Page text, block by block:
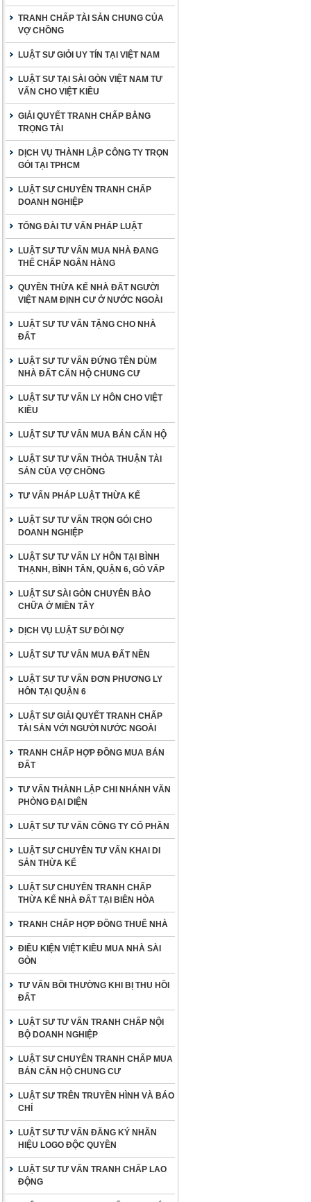
TRANH CHẤP TÀI SẢN CHUNG CỦA
VỢ CHỒNG
LUẬT SƯ GIỎI UY TÍN TẠI VIỆT NAM
LUẬT SƯ TẠI SÀI GÒN VIỆT NAM TƯ
VẤN CHO VIỆT KIỀU
GIẢI QUYẾT TRANH CHẤP BẰNG
TRỌNG TÀI
DỊCH VỤ THÀNH LẬP CÔNG TY TRỌN
GÓI TẠI TPHCM
LUẬT SƯ CHUYÊN TRANH CHẤP
DOANH NGHIỆP
TỔNG ĐÀI TƯ VẤN PHÁP LUẬT
LUẬT SƯ TƯ VẤN MUA NHÀ ĐANG
THẾ CHẤP NGÂN HÀNG
QUYỀN THỪA KẾ NHÀ ĐẤT NGƯỜI
VIỆT NAM ĐỊNH CƯ Ở NƯỚC NGOÀI
LUẬT SƯ TƯ VẤN TẶNG CHO NHÀ
ĐẤT
LUẬT SƯ TƯ VẤN ĐỨNG TÊN DÙM
NHÀ ĐẤT CĂN HỘ CHUNG CƯ
LUẬT SƯ TƯ VẤN LY HÔN CHO VIỆT
KIỀU
LUẬT SƯ TƯ VẤN MUA BÁN CĂN HỘ
LUẬT SƯ TƯ VẤN THỎA THUẬN TÀI
SẢN CỦA VỢ CHỒNG
TƯ VẤN PHÁP LUẬT THỪA KẾ
LUẬT SƯ TƯ VẤN TRỌN GÓI CHO
DOANH NGHIỆP
LUẬT SƯ TƯ VẤN LY HÔN TẠI BÌNH
THẠNH, BÌNH TÂN, QUẬN 6, GÒ VẤP
LUẬT SƯ SÀI GÒN CHUYÊN BÀO
CHỮA Ở MIỀN TÂY
DỊCH VỤ LUẬT SƯ ĐÒI NỢ
LUẬT SƯ TƯ VẤN MUA ĐẤT NỀN
LUẬT SƯ TƯ VẤN ĐƠN PHƯƠNG LY
HÔN TẠI QUẬN 6
LUẬT SƯ GIẢI QUYẾT TRANH CHẤP
TÀI SẢN VỚI NGƯỜI NƯỚC NGOÀI
TRANH CHẤP HỢP ĐỒNG MUA BÁN
ĐẤT
TƯ VẤN THÀNH LẬP CHI NHÁNH VĂN
PHÒNG ĐẠI DIỆN
LUẬT SƯ TƯ VẤN CÔNG TY CỔ PHẦN
LUẬT SƯ CHUYÊN TƯ VẤN KHAI DI
SẢN THỪA KẾ
LUẬT SƯ CHUYÊN TRANH CHẤP
THỪA KẾ NHÀ ĐẤT TẠI BIÊN HÒA
TRANH CHẤP HỢP ĐỒNG THUÊ NHÀ
ĐIỀU KIỆN VIỆT KIỀU MUA NHÀ SÀI
GÒN
TƯ VẤN BỒI THƯỜNG KHI BỊ THU HỒI
ĐẤT
LUẬT SƯ TƯ VẤN TRANH CHẤP NỘI
BỘ DOANH NGHIỆP
LUẬT SƯ CHUYÊN TRANH CHẤP MUA
BÁN CĂN HỘ CHUNG CƯ
LUẬT SƯ TRÊN TRUYỀN HÌNH VÀ BÁO
CHÍ
LUẬT SƯ TƯ VẤN ĐĂNG KÝ NHÃN
HIỆU LOGO ĐỘC QUYỀN
LUẬT SƯ TƯ VẤN TRANH CHẤP LAO
ĐỘNG